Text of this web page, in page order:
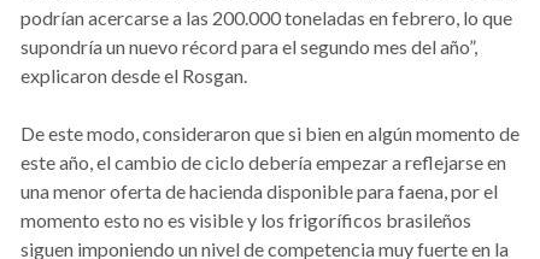
podrían acercarse a las 200.000 toneladas en febrero, lo que
supondría un nuevo récord para el segundo mes del año”,
explicaron desde el Rosgan.
De este modo, consideraron que si bien en algún momento de
este año, el cambio de ciclo debería empezar a reflejarse en
una menor oferta de hacienda disponible para faena, por el
momento esto no es visible y los frigoríficos brasileños
siguen imponiendo un nivel de competencia muy fuerte en la